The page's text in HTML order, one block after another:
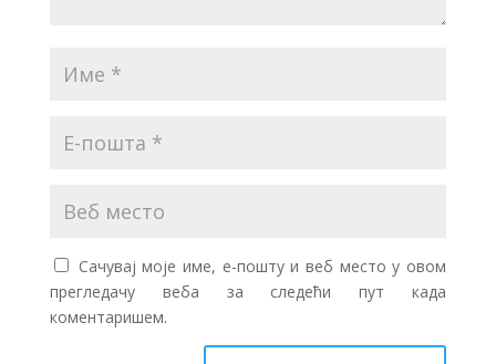
Сачувај моје име, е-пошту и веб место у овом
прегледачу веба за следећи пут када
коментаришем.